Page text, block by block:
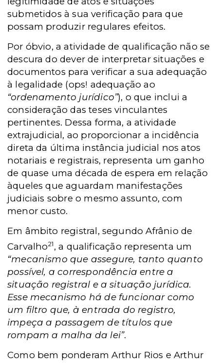
submetidos à sua verificação para que
possam produzir regulares efeitos.
Por óbvio, a atividade de qualificação não se
descura do dever de interpretar situações e
documentos para verificar a sua adequação
à legalidade (ops! adequação ao
“ordenamento jurídico”), o que inclui a
consideração das teses vinculantes
pertinentes. Dessa forma, a atividade
extrajudicial, ao proporcionar a incidência
direta da última instância judicial nos atos
notariais e registrais, representa um ganho
de quase uma década de espera em relação
àqueles que aguardam manifestações
judiciais sobre o mesmo assunto, com
menor custo.
Em âmbito registral, segundo Afrânio de
Carvalho21, a qualificação representa um
“mecanismo que assegure, tanto quanto
possível, a correspondência entre a
situação registral e a situação jurídica.
Esse mecanismo há de funcionar como
um filtro que, à entrada do registro,
impeça a passagem de títulos que
rompam a malha da lei”.
Como bem ponderam Arthur Rios e Arthur